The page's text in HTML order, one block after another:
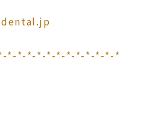
*-*-*-*-*-*-*-*-*-*-*-*